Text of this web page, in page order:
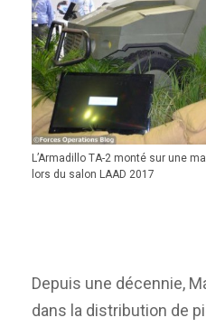
L’Armadillo TA-2 monté sur une
lors du salon LAAD 2017
Depuis une décennie,
dans la distribution de